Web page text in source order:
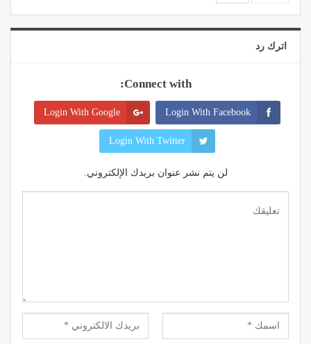
اترك رد
Connect with:
Login With Facebook
Login With Google
Login With Twitter
لن يتم نشر عنوان بريدك الإلكتروني.